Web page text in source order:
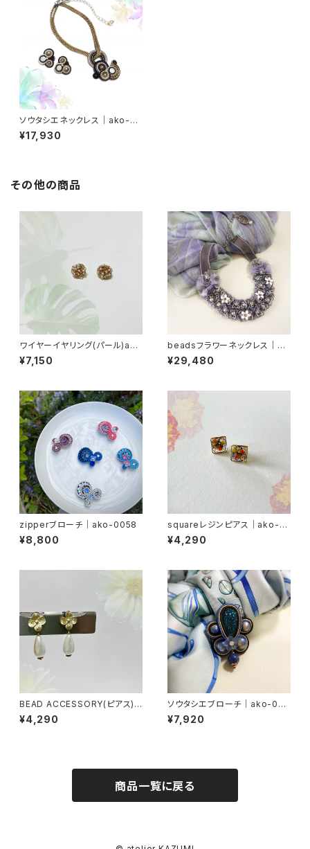
ソウタシエネックレス｜ako-00
15
¥17,930
その他の商品
ワイヤーイヤリング(パール)ako
｜0034
¥7,150
beadsフラワーネックレス｜ak
o-0008
¥29,480
zipperブローチ｜ako-0058
¥8,800
squareレジンピアス｜ako-0
062
¥4,290
BEAD ACCESSORY(ピアス)
｜ako-0053
¥4,290
ソウタシエブローチ｜ako-000
4
¥7,920
商品一覧に戻る